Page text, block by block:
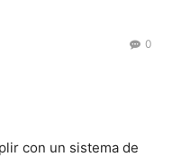
0
con un sistema de